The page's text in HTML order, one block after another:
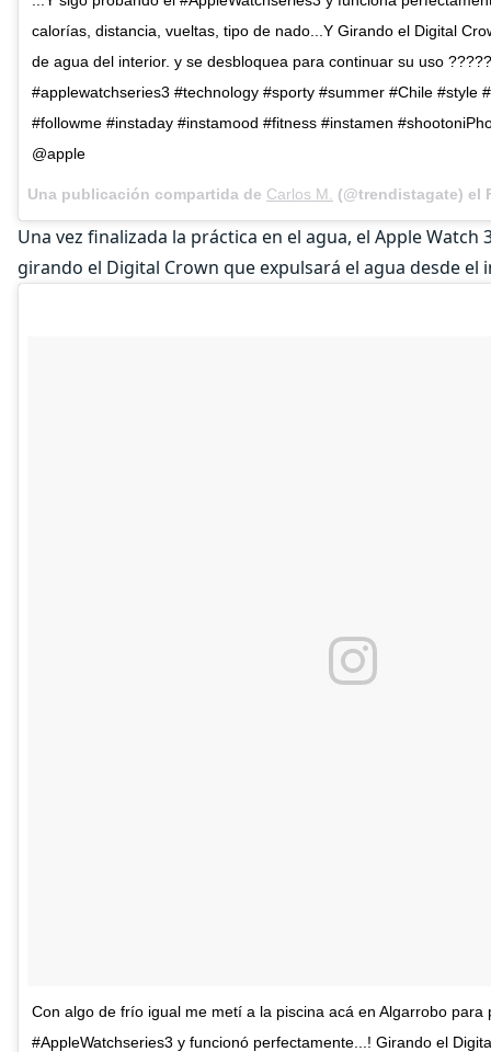
calorías, distancia, vueltas, tipo de nado...Y Girando el Digital
de agua del interior. y se desbloquea para continuar su uso
#applewatchseries3 #technology #sporty #summer #Chile #style
#followme #instaday #instamood #fitness #instamen
@apple
Una publicación compartida de Carlos M. (@trendistagate) el
Una vez finalizada la práctica en el agua, el Apple Watch
girando el Digital Crown que expulsará el agua desde el
Con algo de frío igual me metí a la piscina acá en Algarrobo para
#AppleWatchseries3 y funcionó perfectamente...! Girando el